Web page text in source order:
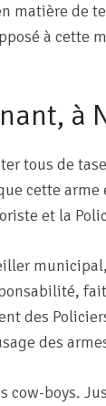
matière de
à cette
à
tous de
cette arme
et la
des
des
cow-boys.